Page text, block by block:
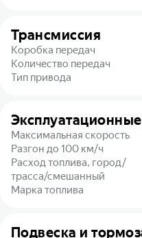
Трансмиссия
Коробка передач
Количество передач
Тип привода
Максимальная скорость
Разгон до 100 км/ч
Расход топлива, город/
трасса/смешанный
Марка топлива
Подвеска и